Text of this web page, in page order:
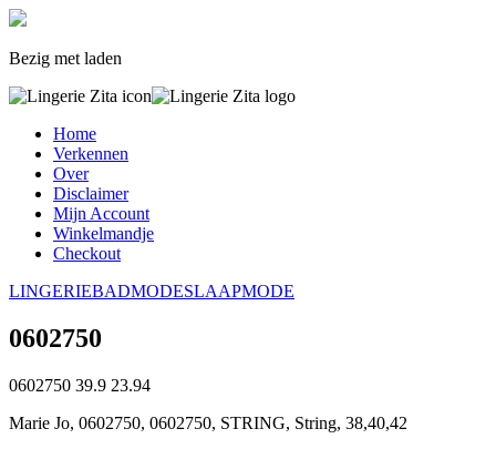
Bezig met laden
Home
Verkennen
Over
Disclaimer
Mijn Account
Winkelmandje
Checkout
LINGERIEBADMODESLAAPMODE
0602750
0602750 39.9 23.94
Marie Jo, 0602750, 0602750, STRING, String, 38,40,42